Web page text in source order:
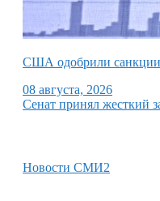
США одобрили санкции
08 августа, 2026
Сенат принял жесткий
Новости СМИ2